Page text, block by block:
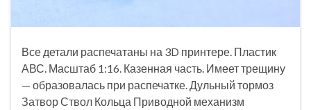
Все детали распечатаны на 3D принтере. Пластик
АВС. Масштаб 1:16. Казенная часть. Имеет трещину
— образовалась при распечатке. Дульный тормоз
Затвор Ствол Кольца Приводной механизм